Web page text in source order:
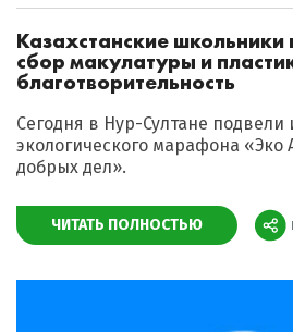
Казахстанские школьники
сбор макулатуры и
благотворительность
Сегодня в Нур-Султане подвели
экологического марафона «Эко
добрых дел».
ЧИТАТЬ ПОЛНОСТЬЮ